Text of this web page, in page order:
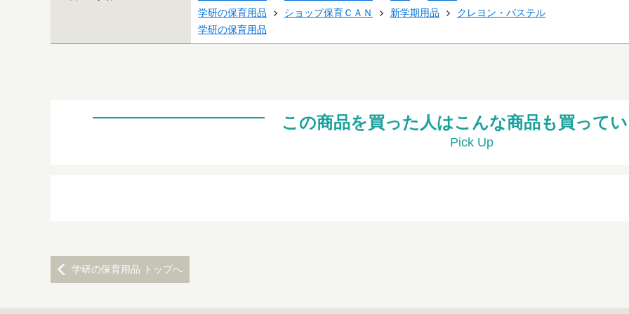
学研の保育用品
ショップ保育ＣＡＮ 新学期用品
クレヨン・パステル
学研の保育用品
この商品を買った人はこんな商品も買って
Pick Up
学研の保育用品 トップへ